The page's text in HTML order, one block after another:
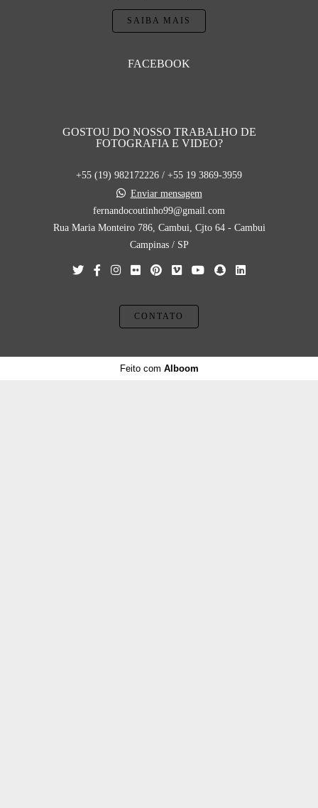
SAIBA MAIS
FACEBOOK
GOSTOU DO NOSSO TRABALHO DE
FOTOGRAFIA E VIDEO?
+55 (19) 982172226 / +55 19 3869-3959
Enviar mensagem
fernandocoutinho99@gmail.com
Rua Maria Monteiro 786, Cambui, Cjto 64 - Cambui
Campinas / SP
CONTATO
Feito com Alboom